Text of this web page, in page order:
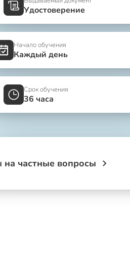
Удостоверение
Начало обучения
Каждый день
Срок обучения
36 часа
на частные вопросы